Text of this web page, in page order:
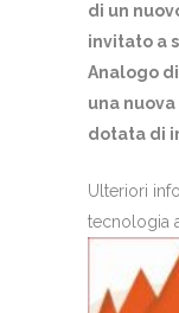
di un
invitato a
Analogo
una
dotata di
Ulteriori
tecnologia